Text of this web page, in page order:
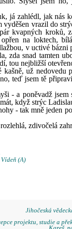
já zahlédl, jak nás
vrazil do
kvapných kroků,
na loktech,
v uctivé
zda snad tamten
tou nejbližší
už nedovedu
teď jsem tě
- a poněvadž jsem
když strýc
- tak mně jeden
zdivočelá
(A)
Jihočeská
projektu, studie a